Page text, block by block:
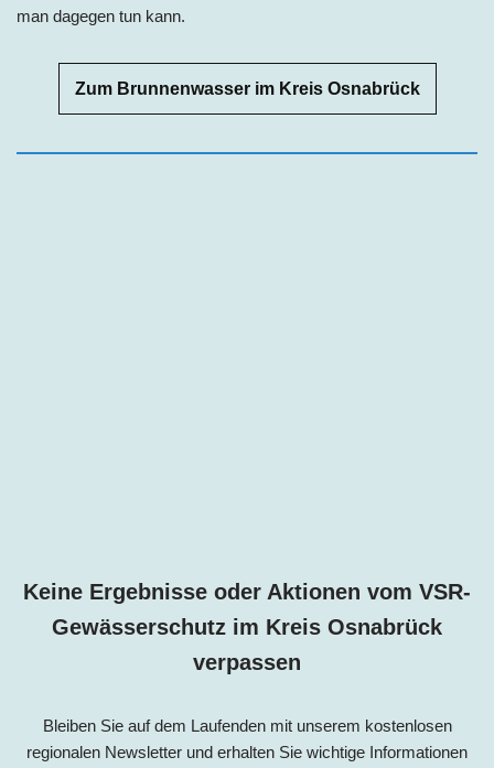
man dagegen tun kann.
Zum Brunnenwasser im Kreis Osnabrück
Keine Ergebnisse oder Aktionen vom VSR-
Gewässerschutz im Kreis Osnabrück
verpassen
Bleiben Sie auf dem Laufenden mit unserem kostenlosen
regionalen Newsletter und erhalten Sie wichtige Informationen